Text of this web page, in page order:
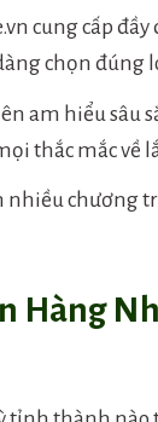
cung cấp
chọn đúng
am hiểu sâu
thắc mắc về
nhiều chương
Hàng